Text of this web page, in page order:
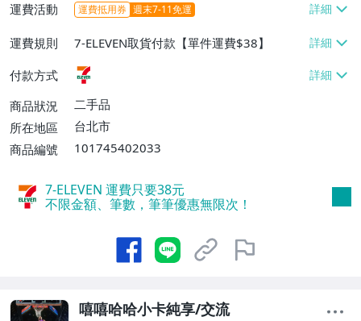
運費活動 運費抵用券 週末7-11免運
運費規則
7-ELEVEN取貨付款【單件運費$38】
付款方式
商品狀況
二手品
所在地區
台北市
商品編號
101745402033
7-ELEVEN 運費只要38元
不限金額、筆數，筆筆優惠無限次！
嘻嘻哈哈小卡純享/交流